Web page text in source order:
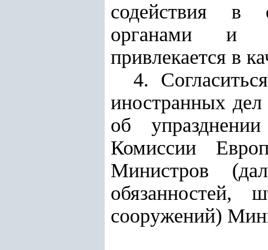
содействия в
органами и
привлекается в
4.
иностранных
об
Комиссии
Министров
обязанностей,
сооружений)